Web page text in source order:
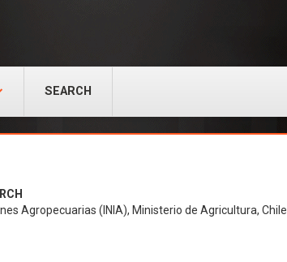
SEARCH
Agropecuarias (INIA), Ministerio de Agricultura, Chile